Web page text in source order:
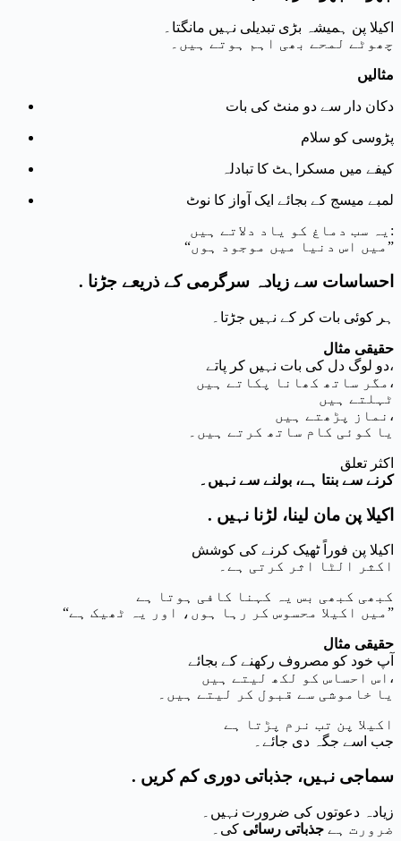
اکیلا پن ہمیشہ بڑی تبدیلی نہیں مانگتا۔
چھوٹے لمحے بھی اہم ہوتے ہیں۔
مثالیں
دکان دار سے دو منٹ کی بات
پڑوسی کو سلام
کیفے میں مسکراہٹ کا تبادلہ
لمبے میسج کے بجائے ایک آواز کا نوٹ
یہ سب دماغ کو یاد دلاتے ہیں:
“میں اس دنیا میں موجود ہوں”
. احساسات سے زیادہ سرگرمی کے ذریعے جڑنا
ہر کوئی بات کر کے نہیں جڑتا۔
حقیقی مثال
دو لوگ دل کی بات نہیں کر پاتے،
مگر ساتھ کھانا پکاتے ہیں،
ٹہلتے ہیں
نماز پڑھتے ہیں،
یا کوئی کام ساتھ کرتے ہیں۔
اکثر تعلق
کرنے سے بنتا ہے، بولنے سے نہیں۔
. اکیلا پن مان لینا، لڑنا نہیں
اکیلا پن فوراً ٹھیک کرنے کی کوشش
اکثر الٹا اثر کرتی ہے۔
کبھی کبھی بس یہ کہنا کافی ہوتا ہے
“میں اکیلا محسوس کر رہا ہوں، اور یہ ٹھیک ہے”
حقیقی مثال
آپ خود کو مصروف رکھنے کے بجائے
اس احساس کو لکھ لیتے ہیں،
یا خاموشی سے قبول کر لیتے ہیں۔
اکیلا پن تب نرم پڑتا ہے
جب اسے جگہ دی جائے۔
. سماجی نہیں، جذباتی دوری کم کریں
زیادہ دعوتوں کی ضرورت نہیں۔
ضرورت ہے جذباتی رسائی کی۔